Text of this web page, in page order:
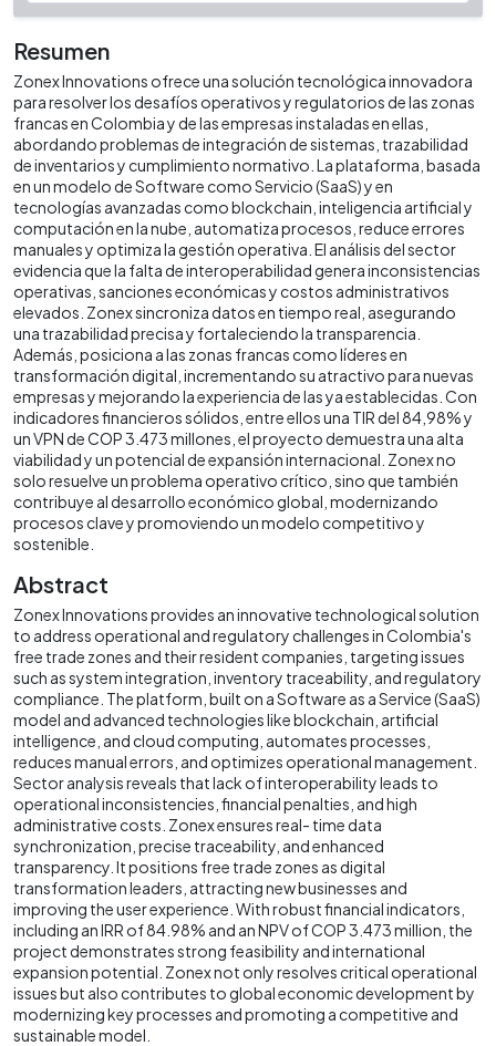
Resumen
Zonex Innovations ofrece una solución tecnológica innovadora
para resolver los desafíos operativos y regulatorios de las zonas
francas en Colombia y de las empresas instaladas en ellas,
abordando problemas de integración de sistemas, trazabilidad
de inventarios y cumplimiento normativo. La plataforma, basada
en un modelo de Software como Servicio (SaaS) y en
tecnologías avanzadas como blockchain, inteligencia artificial y
computación en la nube, automatiza procesos, reduce errores
manuales y optimiza la gestión operativa. El análisis del sector
evidencia que la falta de interoperabilidad genera inconsistencias
operativas, sanciones económicas y costos administrativos
elevados. Zonex sincroniza datos en tiempo real, asegurando
una trazabilidad precisa y fortaleciendo la transparencia.
Además, posiciona a las zonas francas como líderes en
transformación digital, incrementando su atractivo para nuevas
empresas y mejorando la experiencia de las ya establecidas. Con
indicadores financieros sólidos, entre ellos una TIR del 84,98% y
un VPN de COP 3.473 millones, el proyecto demuestra una alta
viabilidad y un potencial de expansión internacional. Zonex no
solo resuelve un problema operativo crítico, sino que también
contribuye al desarrollo económico global, modernizando
procesos clave y promoviendo un modelo competitivo y
sostenible.
Abstract
Zonex Innovations provides an innovative technological solution
to address operational and regulatory challenges in Colombia's
free trade zones and their resident companies, targeting issues
such as system integration, inventory traceability, and regulatory
compliance. The platform, built on a Software as a Service (SaaS)
model and advanced technologies like blockchain, artificial
intelligence, and cloud computing, automates processes,
reduces manual errors, and optimizes operational management.
Sector analysis reveals that lack of interoperability leads to
operational inconsistencies, financial penalties, and high
administrative costs. Zonex ensures real- time data
synchronization, precise traceability, and enhanced
transparency. It positions free trade zones as digital
transformation leaders, attracting new businesses and
improving the user experience. With robust financial indicators,
including an IRR of 84.98% and an NPV of COP 3.473 million, the
project demonstrates strong feasibility and international
expansion potential. Zonex not only resolves critical operational
issues but also contributes to global economic development by
modernizing key processes and promoting a competitive and
sustainable model.